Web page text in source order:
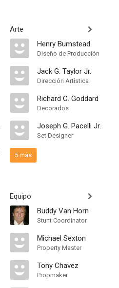
Arte
Henry Bumstead
Diseño de Producción
Jack G. Taylor Jr.
Dirección Artística
Richard C. Goddard
Decorados
Joseph G. Pacelli Jr.
Set Designer
5 más
Equipo
Buddy Van Horn
Stunt Coordinator
Michael Sexton
Property Master
Tony Chavez
Propmaker